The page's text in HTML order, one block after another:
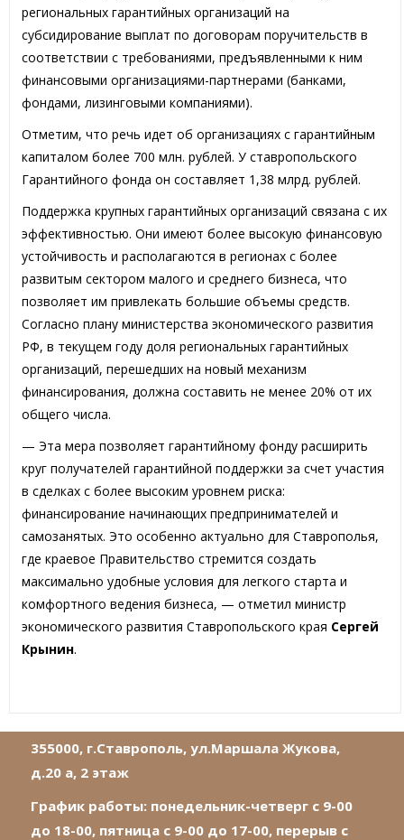
региональных гарантийных организаций на
субсидирование выплат по договорам поручительств в
соответствии с требованиями, предъявленными к ним
финансовыми организациями-партнерами (банками,
фондами, лизинговыми компаниями).
Отметим, что речь идет об организациях с гарантийным
капиталом более 700 млн. рублей. У ставропольского
Гарантийного фонда он составляет 1,38 млрд. рублей.
Поддержка крупных гарантийных организаций связана с их
эффективностью. Они имеют более высокую финансовую
устойчивость и располагаются в регионах с более
развитым сектором малого и среднего бизнеса, что
позволяет им привлекать большие объемы средств.
Согласно плану министерства экономического развития
РФ, в текущем году доля региональных гарантийных
организаций, перешедших на новый механизм
финансирования, должна составить не менее 20% от их
общего числа.
— Эта мера позволяет гарантийному фонду расширить
круг получателей гарантийной поддержки за счет участия
в сделках с более высоким уровнем риска:
финансирование начинающих предпринимателей и
самозанятых. Это особенно актуально для Ставрополья,
где краевое Правительство стремится создать
максимально удобные условия для легкого старта и
комфортного ведения бизнеса, — отметил министр
экономического развития Ставропольского края Сергей
Крынин.
355000, г.Ставрополь, ул.Маршала Жукова,
д.20 а, 2 этаж
График работы: понедельник-четверг с 9-00
до 18-00, пятница с 9-00 до 17-00, перерыв с